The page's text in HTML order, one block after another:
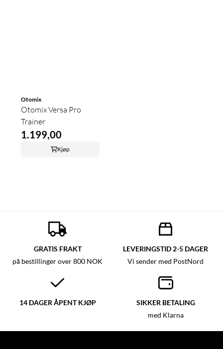
Otomix
Otomix Versa Pro
Trainer
1.199,00
Kjøp
GRATIS FRAKT
på bestillinger over 800 NOK
LEVERINGSTID 2-5 DAGER
Vi sender med PostNord
14 DAGER ÅPENT KJØP SIKKER BETALING
med Klarna